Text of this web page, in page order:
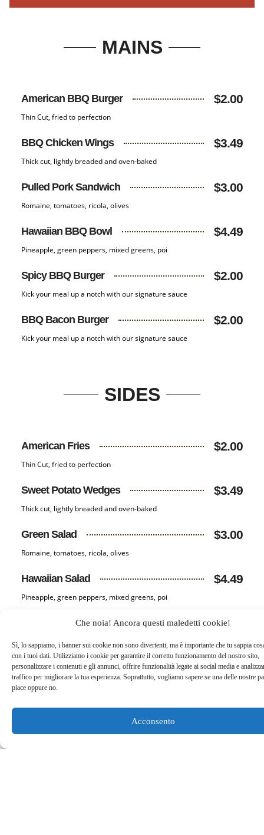
Che noia! Ancora questi maledetti cookie!
Sì, lo sappiamo, i banner sui cookie non sono divertenti, ma è importante che tu sappia
con i tuoi dati. Utilizziamo i cookie per garantire il corretto funzionamento del nostro sito,
personalizzare i contenuti e gli annunci, offrire funzionalità legate ai social media e
traffico per migliorare la tua esperienza. Soprattutto, vogliamo sapere se una delle nostre
piace oppure no.
Acconsento
MAINS
American BBQ Burger $2.00
Thin Cut, fried to perfection
BBQ Chicken Wings $3.49
Thick cut, lightly breaded and oven-baked
Pulled Pork Sandwich $3.00
Romaine, tomatoes, ricola, olives
Hawaiian BBQ Bowl $4.49
Pineapple, green peppers, mixed greens, poi
Spicy BBQ Burger $2.00
Kick your meal up a notch with our signature sauce
BBQ Bacon Burger $2.00
Kick your meal up a notch with our signature sauce
SIDES
American Fries $2.00
Thin Cut, fried to perfection
Sweet Potato Wedges $3.49
Thick cut, lightly breaded and oven-baked
Green Salad $3.00
Romaine, tomatoes, ricola, olives
Hawaiian Salad $4.49
Pineapple, green peppers, mixed greens, poi
$2.00
Kick your meal up a notch with our signature sauce
Extra BBQ $2.00
Kick your meal up a notch with our signature sauce